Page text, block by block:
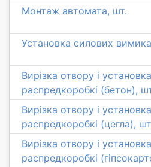
Монтаж автомата, шт.
Установка силових
Вирізка отвору і установка
распредкоробкі (бетон),
Вирізка отвору і установка
распредкоробкі (цегла),
Вирізка отвору і установка
распредкоробкі